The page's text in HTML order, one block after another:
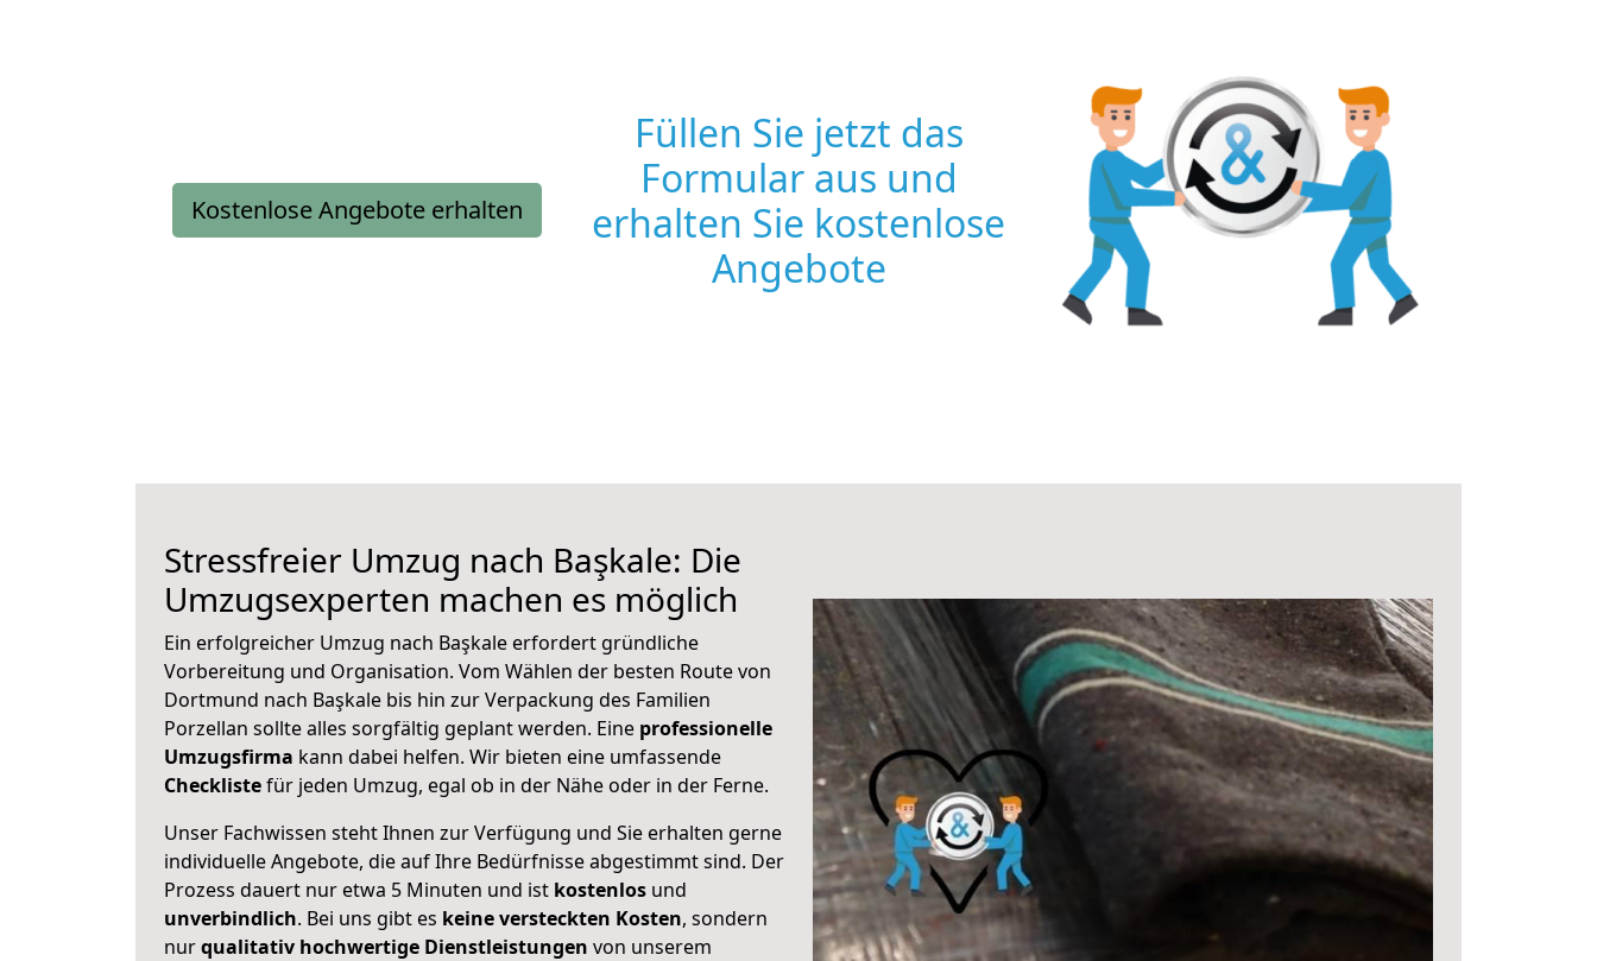
Kostenlose Angebote erhalten
Füllen Sie jetzt das
Formular aus und
erhalten Sie kostenlose
Angebote
Stressfreier Umzug nach Başkale: Die
Umzugsexperten machen es möglich
Ein erfolgreicher Umzug nach Başkale erfordert gründliche
Vorbereitung und Organisation. Vom Wählen der besten Route von
Dortmund nach Başkale bis hin zur Verpackung des Familien
Porzellan sollte alles sorgfältig geplant werden. Eine professionelle
Umzugsfirma kann dabei helfen. Wir bieten eine umfassende
Checklistefür jeden Umzug, egal ob in der Nähe oder in der Ferne.
Unser Fachwissen steht Ihnen zur Verfügung und Sie erhalten gerne
individuelle Angebote, die auf Ihre Bedürfnisse abgestimmt sind. Der
Prozess dauert nur etwa 5 Minuten und ist kostenlos und
unverbindlich. Bei uns gibt es keine versteckten Kosten, sondern
nurqualitativ hochwertige Dienstleistungen von unserem